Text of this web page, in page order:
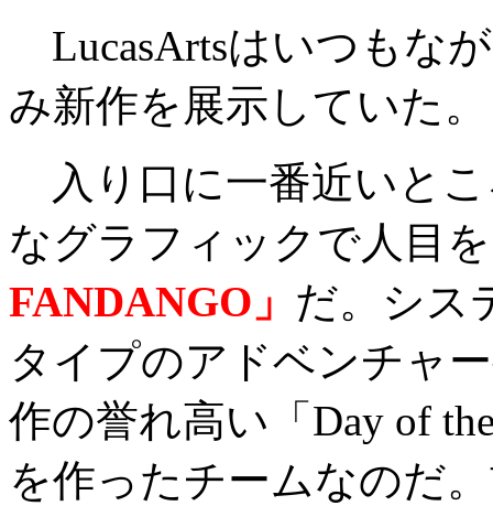
LucasArtsはいつもな
み新作を展示していた。
入り口に一番近いと
なグラフィックで人目
FANDANGO」 だ。シス
タイプのアドベンチャ
作の誉れ高い「Day of
を作ったチームなのだ